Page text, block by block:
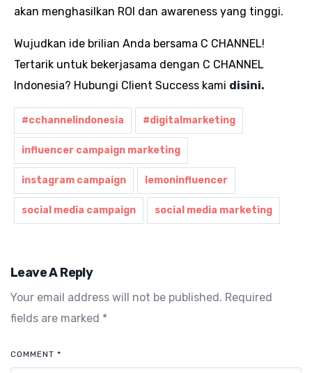
akan menghasilkan ROI dan awareness yang tinggi.
Wujudkan ide brilian Anda bersama C CHANNEL!
Tertarik untuk bekerjasama dengan C CHANNEL
Indonesia? Hubungi Client Success kami disini.
#cchannelindonesia #digitalmarketing
influencer campaign marketing
instagram campaign lemoninfluencer
social media campaign social media marketing
Leave A Reply
Your email address will not be published. Required
fields are marked *
COMMENT *